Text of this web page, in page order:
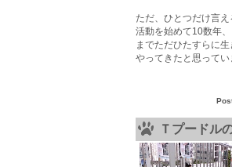
ただ、ひとつだけ言
活動を始めて10数年
までただひたすらに
やってきたと思ってい
Ｔプードル